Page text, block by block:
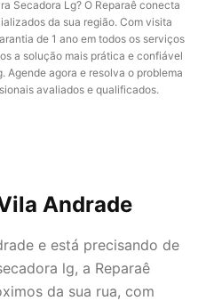
Secadora Lg? O Reparaê conecta
da sua região. Com visita
de 1 ano em todos os serviços
a solução mais prática e confiável
Agende agora e resolva o problema
avaliados e qualificados.
Andrade
e está precisando de
lg, a Reparaê
da sua rua, com